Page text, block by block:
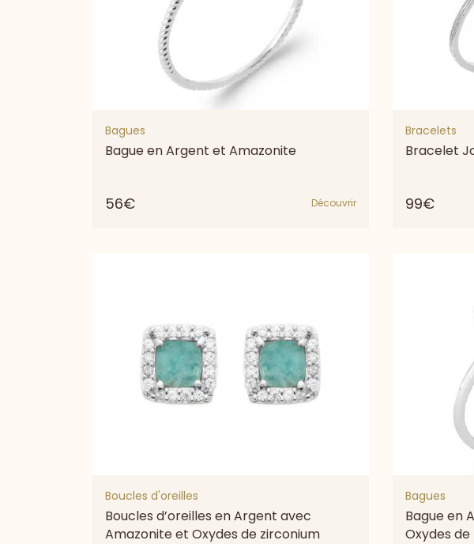
Bagues
Bague en Argent et Amazonite
56€ Découvrir
Bracelets
Bracelet
99€
Boucles d'oreilles
Boucles d’oreilles en Argent avec
Amazonite et Oxydes de zirconium
Bagues
Bague en
Oxydes